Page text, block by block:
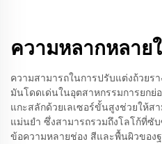
ความหลากหลาย
ความสามารถในการปรับแต่งถ้วยร
มันโดดเด่นในอุตสาหกรรมการยกย่
แกะสลักด้วยเลเซอร์ขั้นสูงช่วยให้ส
แม่นยำ ซึ่งสามารถรวมถึงโลโก้ที่
ข้อความหลายช่อง สีและพื้นผิวของ